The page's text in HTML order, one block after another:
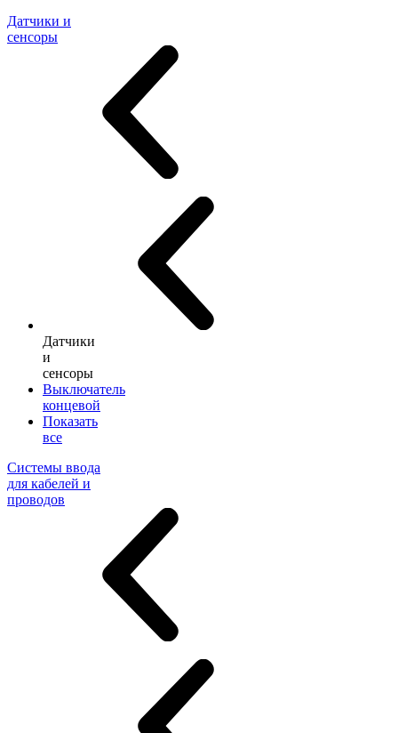
Датчики и
сенсоры
Датчики
и
сенсоры
Выключатель
концевой
Показать
все
Системы ввода
для кабелей и
проводов